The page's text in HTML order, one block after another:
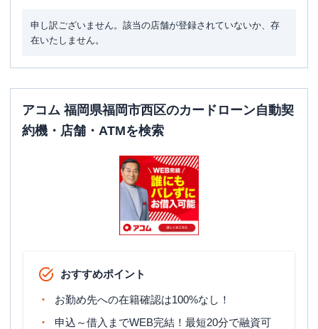
申し訳ございません。該当の店舗が登録されていないか、存
在いたしません。
アコム 福岡県福岡市西区のカードローン自動契
約機・店舗・ATMを検索
おすすめポイント
お勤め先への在籍確認は100%なし！
申込～借入までWEB完結！最短20分で融資可